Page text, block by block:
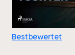
Bestbewertet